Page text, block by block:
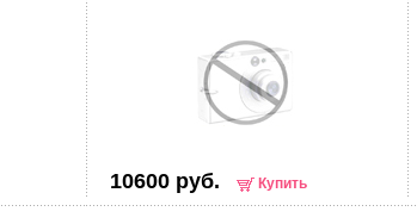
10600 руб. Купить